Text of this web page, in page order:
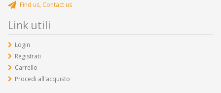
Find us, Contact us
Link utili
Login
Registrati
Carrello
Procedi all'acquisto